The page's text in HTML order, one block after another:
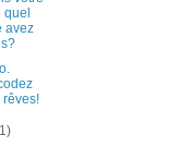
quel
avez
rêves!